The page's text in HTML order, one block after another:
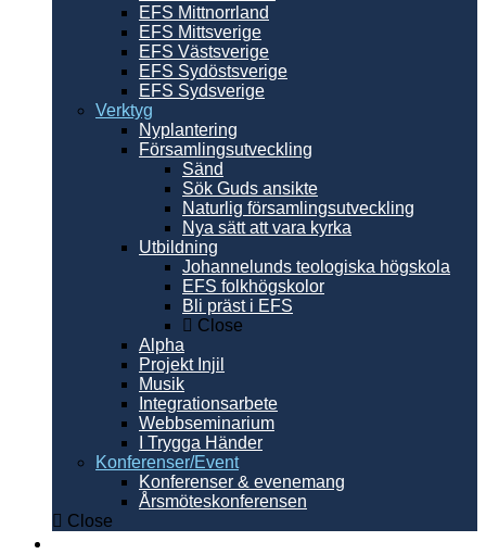
EFS Mittnorrland
EFS Mittsverige
EFS Västsverige
EFS Sydöstsverige
EFS Sydsverige
Verktyg
Nyplantering
Församlingsutveckling
Sänd
Sök Guds ansikte
Naturlig församlingsutveckling
Nya sätt att vara kyrka
Utbildning
Johannelunds teologiska högskola
EFS folkhögskolor
Bli präst i EFS
Close
Alpha
Projekt Injil
Musik
Integrationsarbete
Webbseminarium
I Trygga Händer
Konferenser/Event
Konferenser & evenemang
Årsmöteskonferensen
Close